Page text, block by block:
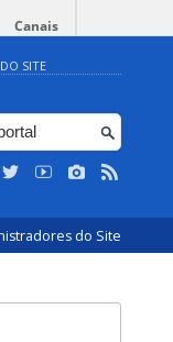
Canais
SITE
do Site